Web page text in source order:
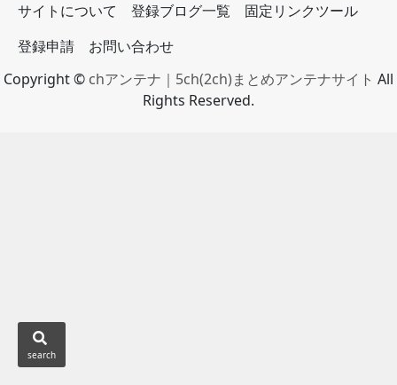
サイトについて 登録ブログ一覧
固定リンクツール
登録申請
お問い合わせ
Copyright © chアンテナ｜5ch(2ch)まとめアンテナサイト All
Rights Reserved.
search